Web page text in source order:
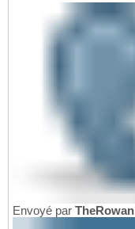
Envoyé par TheRowan